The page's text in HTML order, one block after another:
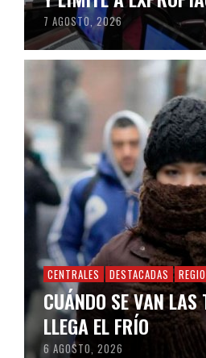
7 AGOSTO, 2026
CENTRALES DESTACADAS
CUÁNDO SE VAN LAS
LLEGA EL FRÍO
6 AGOSTO, 2026